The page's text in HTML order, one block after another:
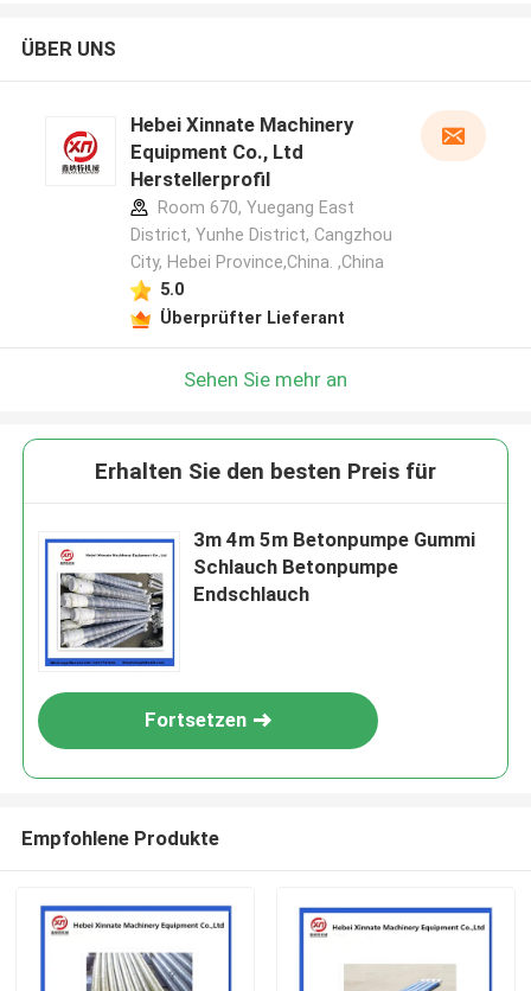
ÜBER UNS
Hebei Xinnate Machinery
Equipment Co., Ltd
Herstellerprofil
Room 670, Yuegang East
District, Yunhe District, Cangzhou
City, Hebei Province,China. ,China
5.0
Überprüfter Lieferant
Sehen Sie mehr an
Erhalten Sie den besten Preis für
3m 4m 5m Betonpumpe Gummi
Schlauch Betonpumpe
Endschlauch
Fortsetzen
Empfohlene Produkte